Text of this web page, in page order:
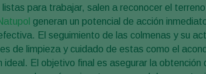
para trabajar, salen a reconocer el
generan un potencial de acción
El seguimiento de las colmenas y su
de limpieza y cuidado de estas como el
ideal. El objetivo final es asegurar la